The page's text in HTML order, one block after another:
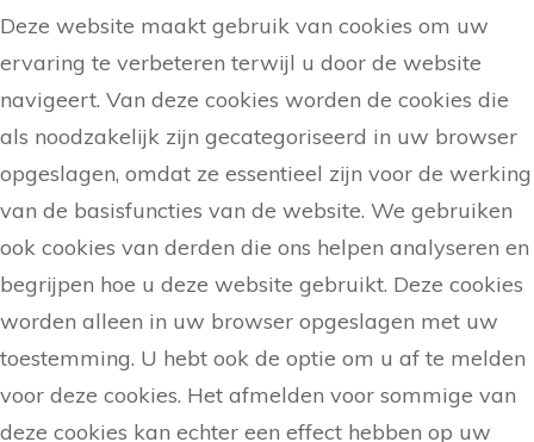
Deze website maakt gebruik van cookies om uw
ervaring te verbeteren terwijl u door de website
navigeert. Van deze cookies worden de cookies die
als noodzakelijk zijn gecategoriseerd in uw browser
opgeslagen, omdat ze essentieel zijn voor de werking
van de basisfuncties van de website. We gebruiken
ook cookies van derden die ons helpen analyseren en
begrijpen hoe u deze website gebruikt. Deze cookies
worden alleen in uw browser opgeslagen met uw
toestemming. U hebt ook de optie om u af te melden
voor deze cookies. Het afmelden voor sommige van
deze cookies kan echter een effect hebben op uw